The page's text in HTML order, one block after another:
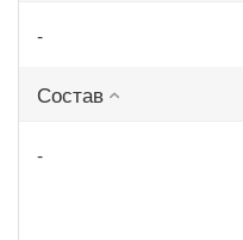
-
Состав
-